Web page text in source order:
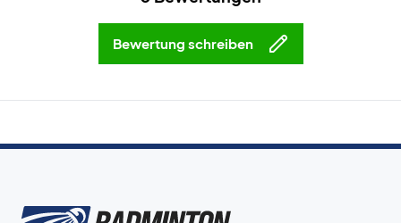
Bewertung schreiben